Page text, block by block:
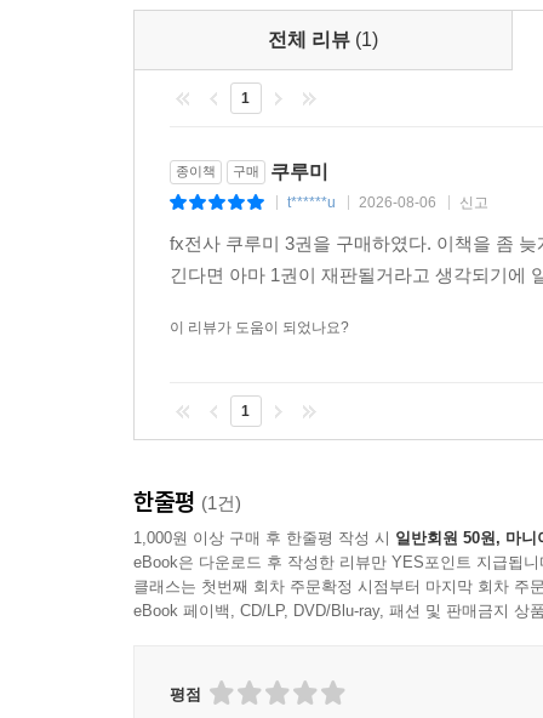
전체 리뷰 (1)
1
종이책 구매 쿠루미
t******u 2026-08-06 신고
fx전사 쿠루미 3권을 구매하였다. 이책을 좀
긴다면 아마 1권이 재판될거라고 생각되기에
이 리뷰가 도움이 되었나요?
1
한줄평 (1건)
1,000원 이상 구매 후 한줄평 작성 시 일반회원 50원, 마니
eBook은 다운로드 후 작성한 리뷰만 YES포인트 지급됩니
클래스는 첫번째 회차 주문확정 시점부터 마지막 회차 주
eBook 페이백, CD/LP, DVD/Blu-ray, 패션 및 판매금지 상
평점